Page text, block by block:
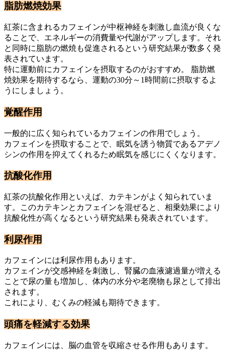
脂肪燃焼効果
紅茶に含まれるカフェインが中枢神経を刺激し血流が良くな
ることで、エネルギーの消費量や代謝がアップします。それ
と同時に脂肪の燃焼も促進されるという研究結果が数多く発
表されています。
特に運動前にカフェインを摂取するのがおすすめ。 脂肪燃
焼効果を期待するなら、運動の30分～1時間前に摂取するよ
うにしましょう。
覚醒作用
一般的に広く知られているカフェインの作用でしょう。
カフェインを摂取することで、眠気を誘う物質であるアデノ
シンの作用を抑えてくれるため眠気を感じにくくなります。
抗酸化作用
紅茶の抗酸化作用といえば、カテキンがよく知られていま
す。このカテキンとカフェインを混ぜると、相乗効果により
抗酸化性が高くなるという研究結果も発表されています。
利尿作用
カフェインには利尿作用もあります。
カフェインが交感神経を刺激し、腎臓の血液濾過量が増える
ことで尿の量も増加し、体内の水分や老廃物も尿として排出
されます。
これにより、むくみの軽減も期待できます。
頭痛を軽減する効果
カフェインには、脳の血管を収縮させる作用もあります。